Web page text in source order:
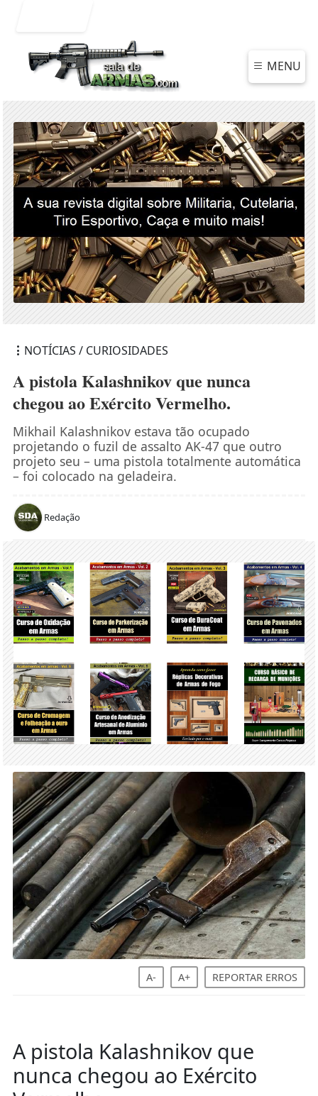
MENU
NOTÍCIAS / CURIOSIDADES
A pistola Kalashnikov que nunca
chegou ao Exército Vermelho.
Mikhail Kalashnikov estava tão ocupado
projetando o fuzil de assalto AK-47 que outro
projeto seu – uma pistola totalmente automática
– foi colocado na geladeira.
Redação
A- A+ REPORTAR ERROS
A pistola Kalashnikov que
nunca chegou ao Exército